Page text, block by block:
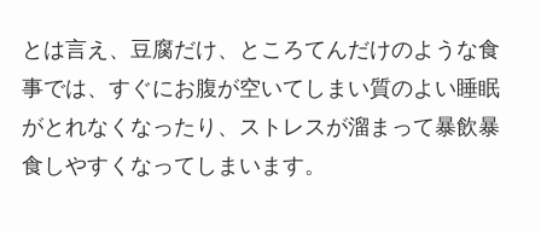
とは言え、豆腐だけ、ところてんだけのような食
事では、すぐにお腹が空いてしまい質のよい睡眠
がとれなくなったり、ストレスが溜まって暴飲暴
食しやすくなってしまいます。